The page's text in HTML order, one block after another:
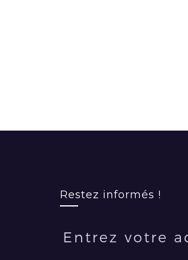
Restez informés !